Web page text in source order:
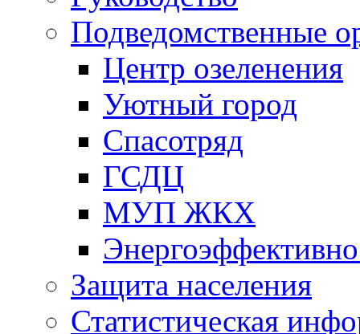
Подведомственные
Центр озеленения
Уютный город
Спасотряд
ГСДЦ
МУП ЖКХ
Защита населения
Статистическая